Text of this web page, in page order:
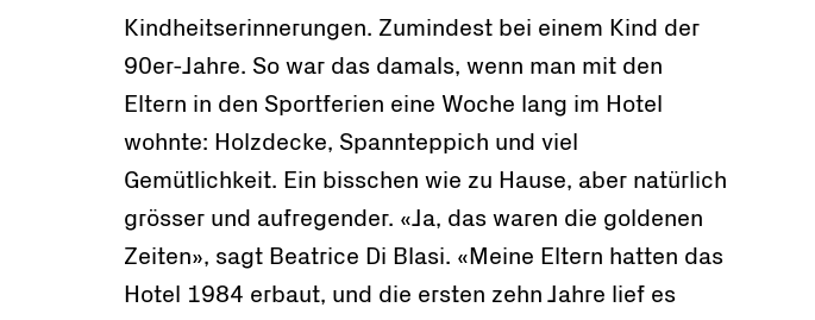
Kindheitserinnerungen. Zumindest bei einem Kind der
90er-Jahre. So war das damals, wenn man mit den
Eltern in den Sportferien eine Woche lang im Hotel
wohnte: Holzdecke, Spannteppich und viel
Gemütlichkeit. Ein bisschen wie zu Hause, aber natürlich
grösser und aufregender. «Ja, das waren die goldenen
Zeiten», sagt Beatrice Di Blasi. «Meine Eltern hatten das
Hotel 1984 erbaut, und die ersten zehn Jahre lief es